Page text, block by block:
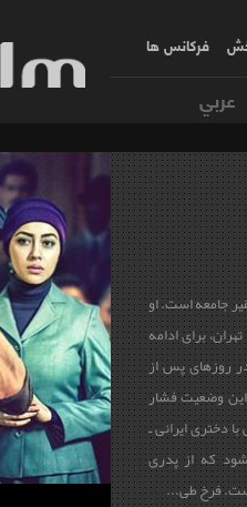
فرکانس ها
عربي
جامعه است. او
برای ادامه
روزهای پس از
وضعیت فشار
دختری ایرانی ـ
که از پدری
فرخ طی...